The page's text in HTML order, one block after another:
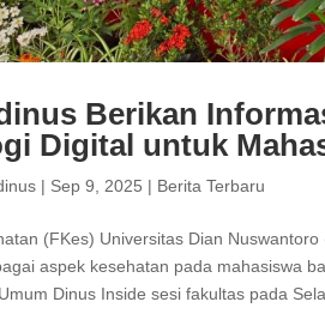
Berikan
Digital untuk
| Sep 9, 2025 | Berita Terbaru
(FKes) Universitas Dian
aspek kesehatan pada mahasiswa
Dinus Inside sesi fakultas pada